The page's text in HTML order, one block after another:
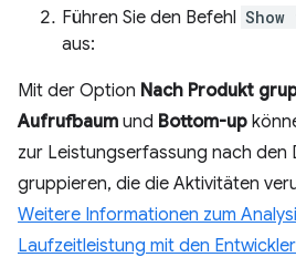
Führen Sie den Befehl
aus:
Mit der Option Nach Produkt
Aufrufbaum und Bottom-up
zur Leistungserfassung nach
gruppieren, die die Aktivitäten
Weitere Informationen zum
Laufzeitleistung mit den